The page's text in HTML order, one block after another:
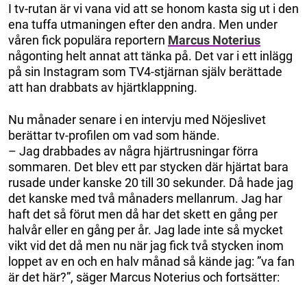
I tv-rutan är vi vana vid att se honom kasta sig ut i den
ena tuffa utmaningen efter den andra. Men under
våren fick populära reportern Marcus Noterius
någonting helt annat att tänka på. Det var i ett inlägg
på sin Instagram som TV4-stjärnan själv berättade
att han drabbats av hjärtklappning.
Nu månader senare i en intervju med Nöjeslivet
berättar tv-profilen om vad som hände.
– Jag drabbades av några hjärtrusningar förra
sommaren. Det blev ett par stycken där hjärtat bara
rusade under kanske 20 till 30 sekunder. Då hade jag
det kanske med två månaders mellanrum. Jag har
haft det så förut men då har det skett en gång per
halvår eller en gång per år. Jag lade inte så mycket
vikt vid det då men nu när jag fick två stycken inom
loppet av en och en halv månad så kände jag: ”va fan
är det här?”, säger Marcus Noterius och fortsätter: